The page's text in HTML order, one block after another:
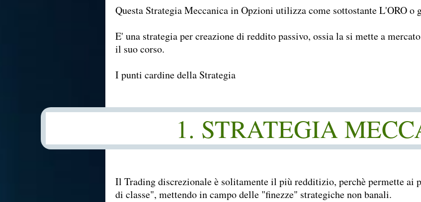
Questa Strategia Meccanica in Opzioni utilizza come sottostante L'ORO
E' una strategia per creazione di reddito passivo, ossia la si mette a
il suo corso.
I punti cardine della Strategia
1. STRATEGIA
Il Trading discrezionale è solitamente il più redditizio, perchè permette ai
di classe", mettendo in campo delle "finezze" strategiche non banali.